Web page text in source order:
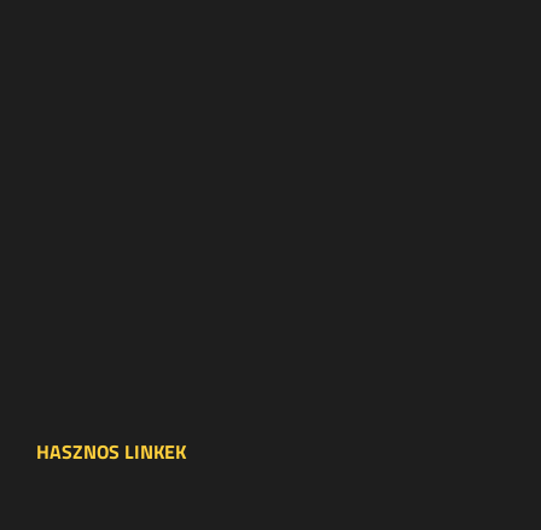
HASZNOS LINKEK